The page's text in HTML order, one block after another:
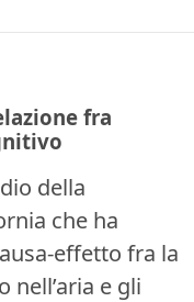
fra
della
che ha
effetto fra la
nell’aria e gli